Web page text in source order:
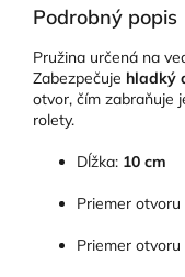
Podrobný popis
Pružina určená na
Zabezpečuje hladký
otvor, čím zabraňuje
rolety.
Dĺžka: 10 cm
Priemer otvoru
Priemer otvoru